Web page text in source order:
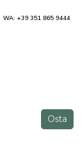
Osta
WA: +39 351 865 9444